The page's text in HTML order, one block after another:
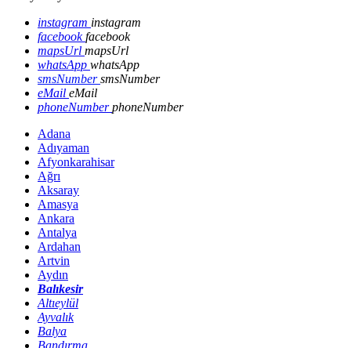
instagram instagram
facebookfacebook
mapsUrl mapsUrl
whatsApp whatsApp
smsNumbersmsNumber
eMail eMail
phoneNumberphoneNumber
Adana
Adıyaman
Afyonkarahisar
Ağrı
Aksaray
Amasya
Ankara
Antalya
Ardahan
Artvin
Aydın
Balıkesir
Altıeylül
Ayvalık
Balya
Bandırma